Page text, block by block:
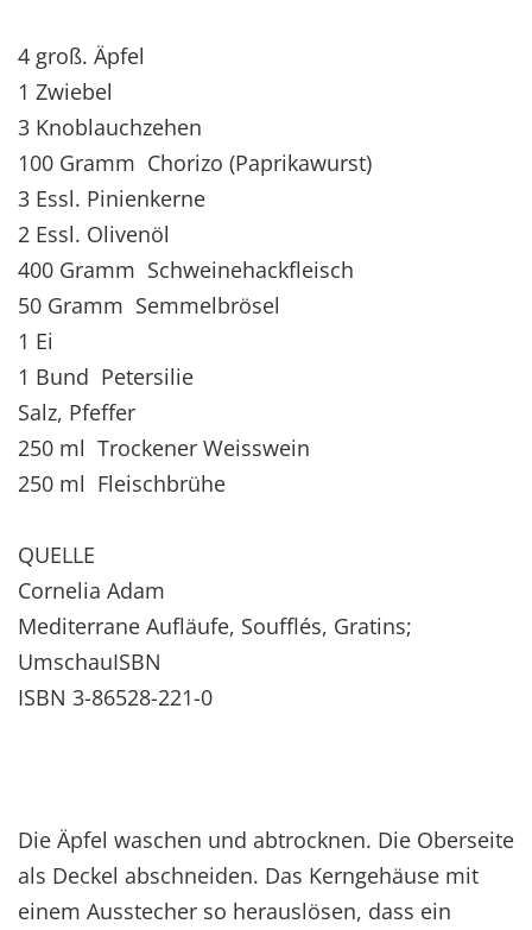
4 groß. Äpfel
1 Zwiebel
3 Knoblauchzehen
100 Gramm Chorizo (Paprikawurst)
3 Essl. Pinienkerne
2 Essl. Olivenöl
400 Gramm Schweinehackfleisch
50 Gramm Semmelbrösel
1 Ei
1 Bund Petersilie
Salz, Pfeffer
250 ml Trockener Weisswein
250 ml Fleischbrühe
QUELLE
Cornelia Adam
Mediterrane Aufläufe, Soufflés, Gratins;
UmschauISBN
ISBN 3-86528-221-0
Die Äpfel waschen und abtrocknen. Die Oberseite
als Deckel abschneiden. Das Kerngehäuse mit
einem Ausstecher so herauslösen, dass ein